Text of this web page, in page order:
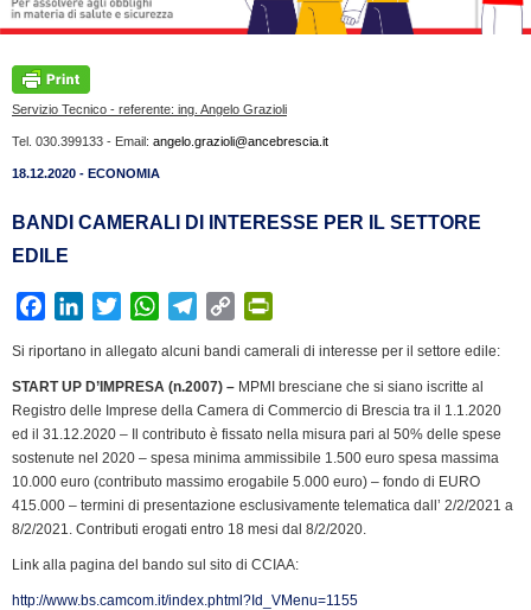
Servizio Tecnico - referente: ing. Angelo Grazioli
Tel. 030.399133 - Email: angelo.grazioli@ancebrescia.it
18.12.2020 - ECONOMIA
BANDI CAMERALI DI INTERESSE PER IL SETTORE
EDILE
c
e
b
o
k
n
k
e
I
n
i
t
t
e
r
W
a
t
s
p
p
l
e
g
a
m
C
p
y
L
n
k
i
n
t
F
r
i
e
n
d
Si riportano in allegato alcuni bandi camerali di interesse per il settore edile:
START UP D’IMPRESA (n.2007) – MPMI bresciane che si siano iscritte al
Registro delle Imprese della Camera di Commercio di Brescia tra il 1.1.2020
ed il 31.12.2020 – Il contributo è fissato nella misura pari al 50% delle spese
sostenute nel 2020 – spesa minima ammissibile 1.500 euro spesa massima
10.000 euro (contributo massimo erogabile 5.000 euro) – fondo di EURO
415.000 – termini di presentazione esclusivamente telematica dall’ 2/2/2021 a
8/2/2021. Contributi erogati entro 18 mesi dal 8/2/2020.
Link alla pagina del bando sul sito di CCIAA:
http://www.bs.camcom.it/index.phtml?Id_VMenu=1155